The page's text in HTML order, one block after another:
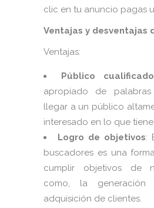
clic en tu anuncio pagas
Ventajas y desventajas
Ventajas:
Público cualificado
apropiado de
llegar a un público
interesado en lo que
Logro de objetivos:
buscadores es una
cumplir objetivos de
como, la
adquisición de clientes.